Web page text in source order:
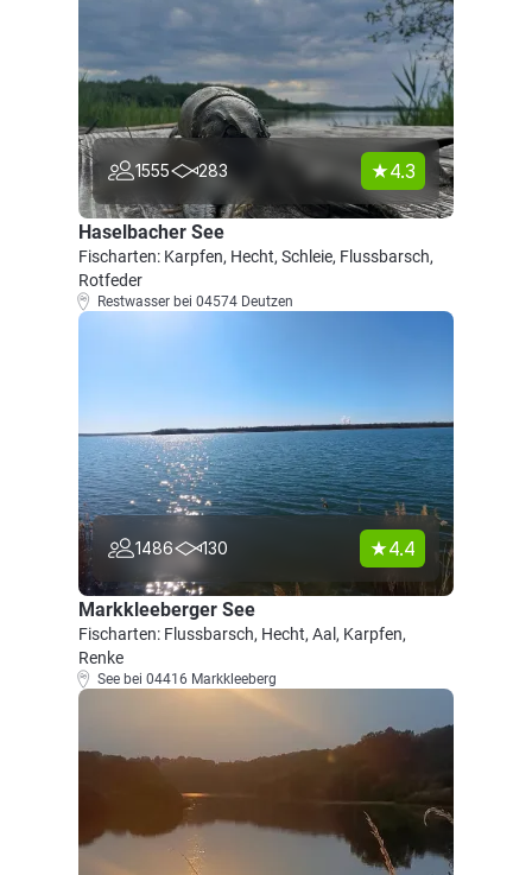
1555 283 4.3
Haselbacher See
Fischarten: Karpfen, Hecht, Schleie, Flussbarsch,
Rotfeder
Restwasser bei 04574 Deutzen
1486 130 4.4
Markkleeberger See
Fischarten: Flussbarsch, Hecht, Aal, Karpfen,
Renke
See bei 04416 Markkleeberg